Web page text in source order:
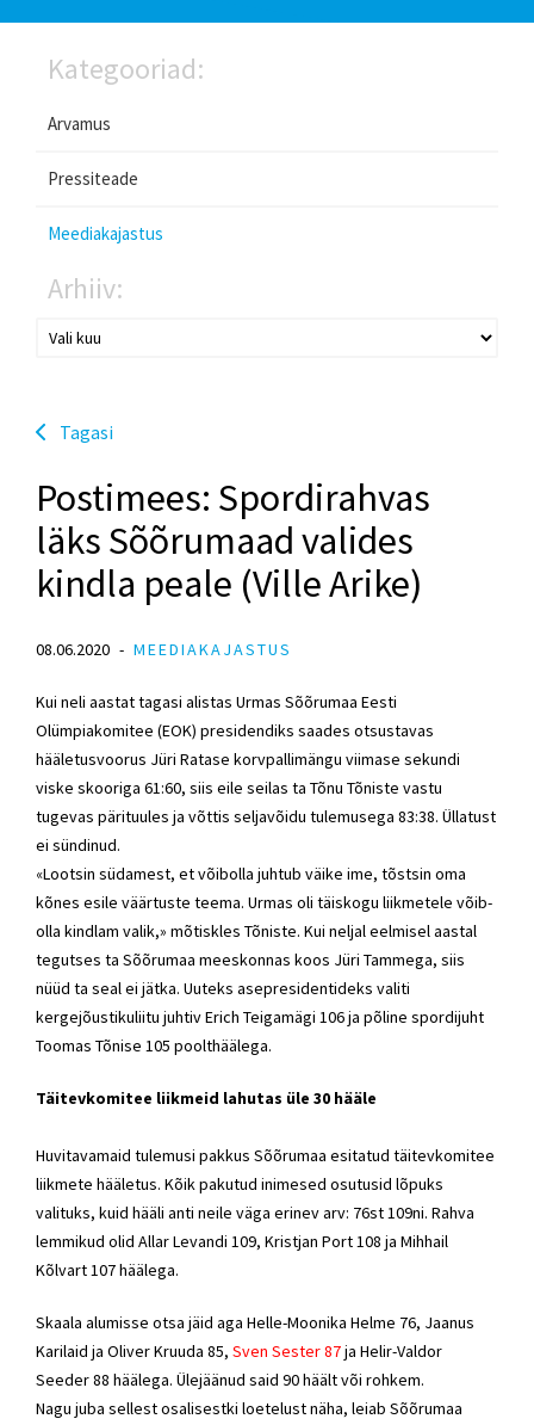
Kategooriad:
Arvamus
Pressiteade
Meediakajastus
Arhiiv:
Tagasi
Postimees: Spordirahvas
läks Sõõrumaad valides
kindla peale (Ville Arike)
08.06.2020 MEEDIAKAJASTUS
Kui neli aastat tagasi alistas Urmas Sõõrumaa Eesti
Olümpiakomitee (EOK) presidendiks saades otsustavas
hääletusvoorus Jüri Ratase korvpallimängu viimase sekundi
viske skooriga 61:60, siis eile seilas ta Tõnu Tõniste vastu
tugevas pärituules ja võttis seljavõidu tulemusega 83:38. Üllatust
ei sündinud.
«Lootsin südamest, et võibolla juhtub väike ime, tõstsin oma
kõnes esile väärtuste teema. Urmas oli täiskogu liikmetele võib-
olla kindlam valik,» mõtiskles Tõniste. Kui neljal eelmisel aastal
tegutses ta Sõõrumaa meeskonnas koos Jüri Tammega, siis
nüüd ta seal ei jätka. Uuteks asepresidentideks valiti
kergejõustikuliitu juhtiv Erich Teigamägi 106 ja põline spordijuht
Toomas Tõnise 105 poolthäälega.
Täitevkomitee liikmeid lahutas üle 30 hääle
Huvitavamaid tulemusi pakkus Sõõrumaa esitatud täitevkomitee
liikmete hääletus. Kõik pakutud inimesed osutusid lõpuks
valituks, kuid hääli anti neile väga erinev arv: 76st 109ni. Rahva
lemmikud olid Allar Levandi 109, Kristjan Port 108 ja Mihhail
Kõlvart 107 häälega.
Skaala alumisse otsa jäid aga Helle-Moonika Helme 76, Jaanus
Karilaid ja Oliver Kruuda 85, Sven Sester 87ja Helir-Valdor
Seeder 88 häälega. Ülejäänud said 90 häält või rohkem.
Nagu juba sellest osalisestki loetelust näha, leiab Sõõrumaa